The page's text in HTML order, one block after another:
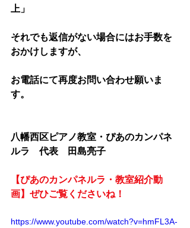
上」
それでも返信がない場合にはお手数を
おかけしますが、
お電話にて再度お問い合わせ願いま
す。
八幡西区ピアノ教室・ぴあのカンパネ
ルラ　代表　田島亮子
【ぴあのカンパネルラ・教室紹介動
画】ぜひご覧くださいね！
https://www.youtube.com/watch?v=hmFL3A-